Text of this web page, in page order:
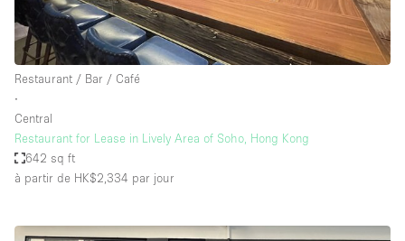
Restaurant / Bar / Café
∙
Central
Restaurant for Lease in Lively Area of Soho, Hong Kong
642 sq ft
à partir de HK$2,334 par jour